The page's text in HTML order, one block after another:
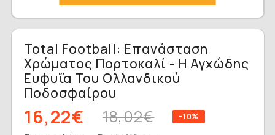
Total Football: Επανάσταση
Χρώματος Πορτοκαλί - Η Αγχώδης
Ευφυΐα Του Ολλανδικού
Ποδοσφαίρου
16,22€ 18,02€ -10%